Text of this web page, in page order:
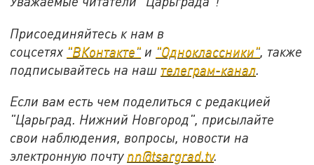
Присоединяйтесь к нам в
соцсетях "ВКонтакте" и "Одноклассники" также
подписывайтесь на наш телеграм-канал
Если вам есть чем поделиться с редакцией
"Царьград. Нижний Новгород", присылайте
свои наблюдения, вопросы, новости на
электронную почту nn@tsargrad.tv.